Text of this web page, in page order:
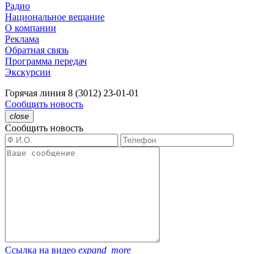
Радио
Национальное вещание
О компании
Реклама
Обратная связь
Программа передач
Экскурсии
Горячая линия 8 (3012) 23-01-01
Сообщить новость
close
Сообщить новость
Ссылка на видео expand_more